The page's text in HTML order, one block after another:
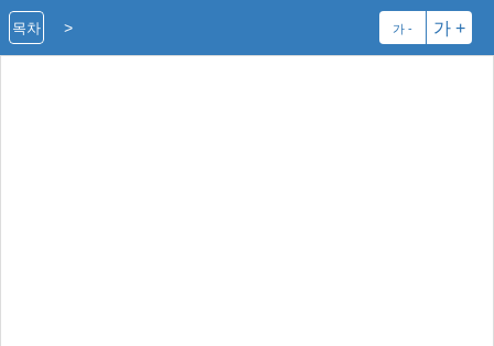
> 가 - 가 +
목차